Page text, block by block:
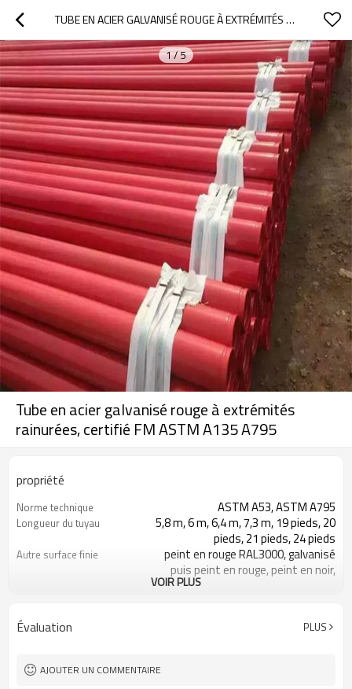
TUBE EN ACIER GALVANISÉ ROUGE À EXTRÉMITÉS RAINURÉES, CERTIFIÉ FM ASTM A135 A795
1/5
Tube en acier galvanisé rouge à extrémités
rainurées, certifié FM ASTM A135 A795
propriété
Norme technique ASTM A53, ASTM A795
Longueur du tuyau
5,8 m, 6 m, 6,4 m, 7,3 m, 19 pieds, 20
pieds, 21 pieds, 24 pieds
Autre surface finie
peint en rouge RAL3000, galvanisé
puis peint en rouge, peint en noir,
enduit d'époxy, huilé antirouille ou nu
À propos de la surface finie
par les clients
Taille
VOIR PLUS
Évaluation PLUS
AJOUTER UN COMMENTAIRE